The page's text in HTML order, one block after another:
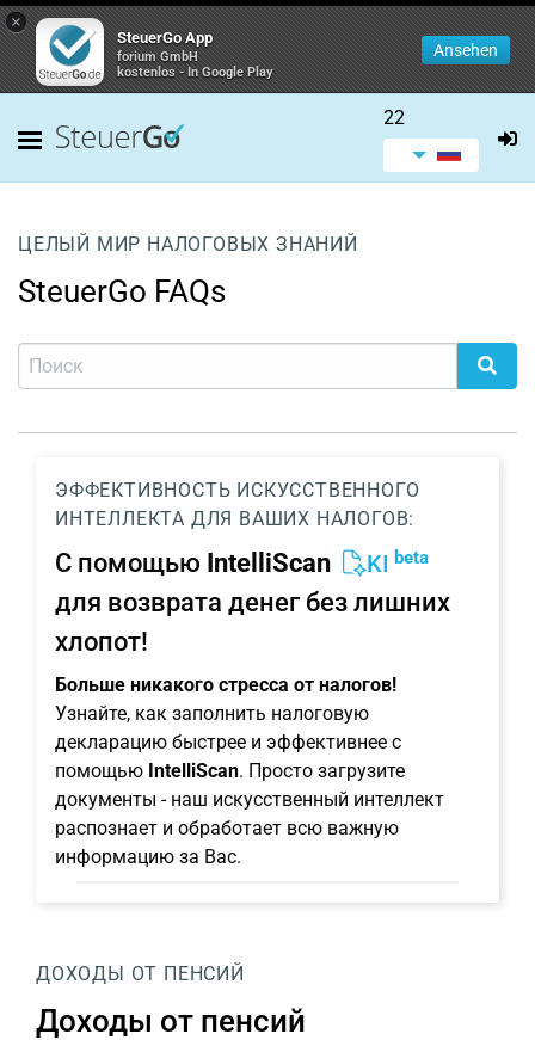
×
SteuerGo App
forium GmbH
kostenlos - In Google Play
Ansehen
22
ЦЕЛЫЙ МИР НАЛОГОВЫХ ЗНАНИЙ
SteuerGo FAQs
ЭФФЕКТИВНОСТЬ ИСКУССТВЕННОГО
ИНТЕЛЛЕКТА ДЛЯ ВАШИХ НАЛОГОВ:
С помощью IntelliScan KI beta
для возврата денег без лишних
хлопот!
Больше никакого стресса от налогов!
Узнайте, как заполнить налоговую
декларацию быстрее и эффективнее с
помощью IntelliScan. Просто загрузите
документы - наш искусственный интеллект
распознает и обработает всю важную
информацию за Вас.
ДОХОДЫ ОТ ПЕНСИЙ
Доходы от пенсий